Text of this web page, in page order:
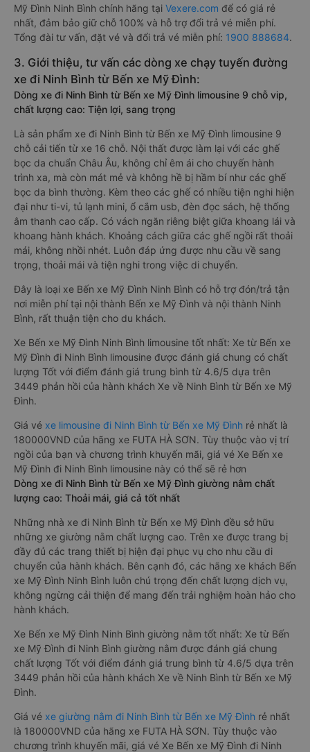
Mỹ Đình Ninh Bình chính hãng tại Vexere.com để có giá rẻ
nhất, đảm bảo giữ chỗ 100% và hỗ trợ đổi trả vé miễn phí.
Tổng đài tư vấn, đặt vé và đổi trả vé miễn phí: 1900 888684.
3. Giới thiệu, tư vấn các dòng xe chạy tuyến đường
xe đi Ninh Bình từ Bến xe Mỹ Đình:
Dòng xe đi Ninh Bình từ Bến xe Mỹ Đình limousine 9 chỗ vip,
chất lượng cao: Tiện lợi, sang trọng
Là sản phẩm xe đi Ninh Bình từ Bến xe Mỹ Đình limousine 9
chỗ cải tiến từ xe 16 chỗ. Nội thất được làm lại với các ghế
bọc da chuẩn Châu Âu, không chỉ êm ái cho chuyến hành
trình xa, mà còn mát mẻ và không hề bị hầm bí như các ghế
bọc da bình thường. Kèm theo các ghế có nhiều tiện nghi hiện
đại như ti-vi, tủ lạnh mini, ổ cắm usb, đèn đọc sách, hệ thống
âm thanh cao cấp. Có vách ngăn riêng biệt giữa khoang lái và
khoang hành khách. Khoảng cách giữa các ghế ngồi rất thoải
mái, không nhồi nhét. Luôn đáp ứng được nhu cầu về sang
trọng, thoải mái và tiện nghi trong việc di chuyển.
Đây là loại xe Bến xe Mỹ Đình Ninh Bình có hỗ trợ đón/trả tận
nơi miễn phí tại nội thành Bến xe Mỹ Đình và nội thành Ninh
Bình, rất thuận tiện cho du khách.
Xe Bến xe Mỹ Đình Ninh Bình limousine tốt nhất: Xe từ Bến xe
Mỹ Đình đi Ninh Bình limousine được đánh giá chung có chất
lượng Tốt với điểm đánh giá trung bình từ 4.6/5 dựa trên
3449 phản hồi của hành khách Xe về Ninh Bình từ Bến xe Mỹ
Đình.
Giá vé xe limousine đi Ninh Bình từ Bến xe Mỹ Đình rẻ nhất là
180000VND của hãng xe FUTA HÀ SƠN. Tùy thuộc vào vị trí
ngồi của bạn và chương trình khuyến mãi, giá vé Xe Bến xe
Mỹ Đình đi Ninh Bình limousine này có thể sẽ rẻ hơn
Dòng xe đi Ninh Bình từ Bến xe Mỹ Đình giường nằm chất
lượng cao: Thoải mái, giá cả tốt nhất
Những nhà xe đi Ninh Bình từ Bến xe Mỹ Đình đều sở hữu
những xe giường nằm chất lượng cao. Trên xe được trang bị
đầy đủ các trang thiết bị hiện đại phục vụ cho nhu cầu di
chuyển của hành khách. Bên cạnh đó, các hãng xe khách Bến
xe Mỹ Đình Ninh Bình luôn chú trọng đến chất lượng dịch vụ,
không ngừng cải thiện để mang đến trải nghiệm hoàn hảo cho
hành khách.
Xe Bến xe Mỹ Đình Ninh Bình giường nằm tốt nhất: Xe từ Bến
xe Mỹ Đình đi Ninh Bình giường nằm được đánh giá chung
chất lượng Tốt với điểm đánh giá trung bình từ 4.6/5 dựa trên
3449 phản hồi của hành khách Xe về Ninh Bình từ Bến xe Mỹ
Đình.
Giá vé xe giường nằm đi Ninh Bình từ Bến xe Mỹ Đình rẻ nhất
là 180000VND của hãng xe FUTA HÀ SƠN. Tùy thuộc vào
chương trình khuyến mãi, giá vé Xe Bến xe Mỹ Đình đi Ninh